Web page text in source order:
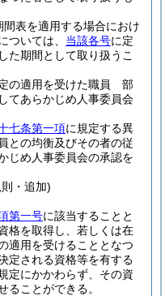
表を適用する場合におけ
ついては、 当該各号に定
た期間として取り扱うこ
の適用を受けた職員 部
てあらかじめ人事委員会
七条第一項に規定する異
の均衡及びその者の従
じめ人事委員会の承認を
・追加)
第一号に該当することと
格を取得し、若しくは在
適用を受けることとなつ
定される資格等を有する
定にかかわらず、その資
ることができる。